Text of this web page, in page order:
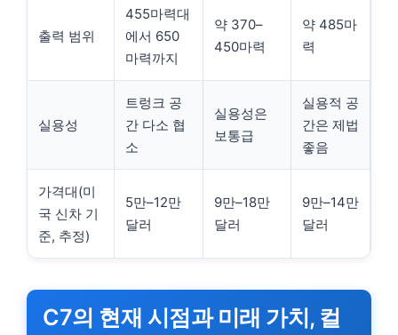
출력 범위
455마력대
에서 650
마력까지
약 370–
450마력
약 485마
력
실용성
트렁크 공
간 다소 협
소
실용성은
보통급
실용적 공
간은 제법
좋음
가격대(미
국 신차 기
준, 추정)
5만–12만
달러
9만–18만
달러
9만–14만
달러
C7의 현재 시점과 미래 가치, 컬